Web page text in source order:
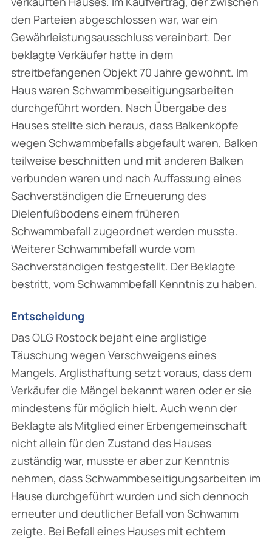
den Parteien abgeschlossen war, war ein
Gewährleistungsausschluss vereinbart. Der
beklagte Verkäufer hatte in dem
streitbefangenen Objekt 70 Jahre gewohnt. Im
Haus waren Schwammbeseitigungsarbeiten
durchgeführt worden. Nach Übergabe des
Hauses stellte sich heraus, dass Balkenköpfe
wegen Schwammbefalls abgefault waren, Balken
teilweise beschnitten und mit anderen Balken
verbunden waren und nach Auffassung eines
Sachverständigen die Erneuerung des
Dielenfußbodens einem früheren
Schwammbefall zugeordnet werden musste.
Weiterer Schwammbefall wurde vom
Sachverständigen festgestellt. Der Beklagte
bestritt, vom Schwammbefall Kenntnis zu haben.
Entscheidung
Das OLG Rostock bejaht eine arglistige
Täuschung wegen Verschweigens eines
Mangels. Arglisthaftung setzt voraus, dass dem
Verkäufer die Mängel bekannt waren oder er sie
mindestens für möglich hielt. Auch wenn der
Beklagte als Mitglied einer Erbengemeinschaft
nicht allein für den Zustand des Hauses
zuständig war, musste er aber zur Kenntnis
nehmen, dass Schwammbeseitigungsarbeiten im
Hause durchgeführt wurden und sich dennoch
erneuter und deutlicher Befall von Schwamm
zeigte. Bei Befall eines Hauses mit echtem